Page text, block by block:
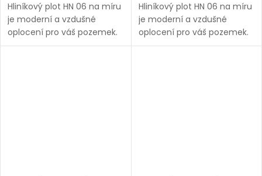
Hliníkový plot HN 06 na míru
je moderní a vzdušné
oplocení pro váš pozemek.
Vyrábíme ho v rozsahu
Hliníkový plot HN 06 na míru
je moderní a vzdušné
oplocení pro váš pozemek.
Vyrábíme ho v rozsahu